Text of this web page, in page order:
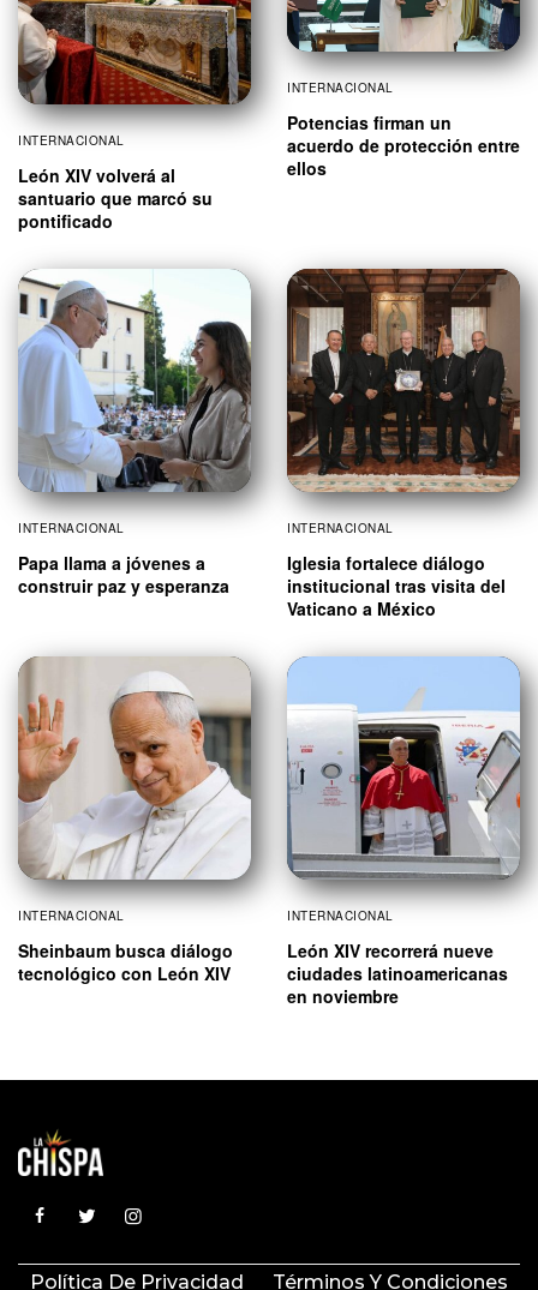
INTERNACIONAL
León XIV volverá al
santuario que marcó su
pontificado
INTERNACIONAL
Potencias firman un
acuerdo de protección entre
ellos
INTERNACIONAL
Papa llama a jóvenes a
construir paz y esperanza
INTERNACIONAL
Iglesia fortalece diálogo
institucional tras visita del
Vaticano a México
INTERNACIONAL
Sheinbaum busca diálogo
tecnológico con León XIV
INTERNACIONAL
León XIV recorrerá nueve
ciudades latinoamericanas
en noviembre
Política De Privacidad Términos Y Condiciones